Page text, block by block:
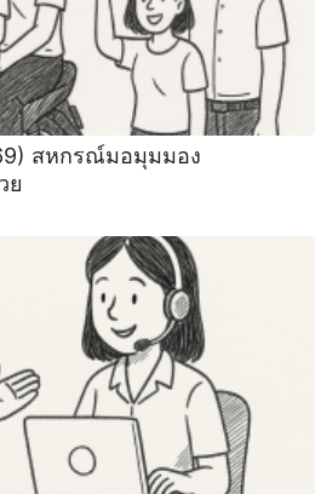
สหกรณ์มอมุมมอง
ย